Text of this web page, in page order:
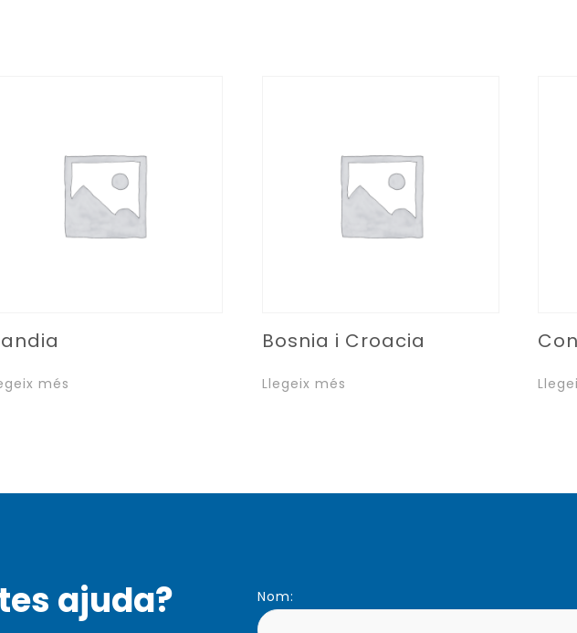
més
Bosnia i Croacia
Llegeix més
ajuda? Nom: